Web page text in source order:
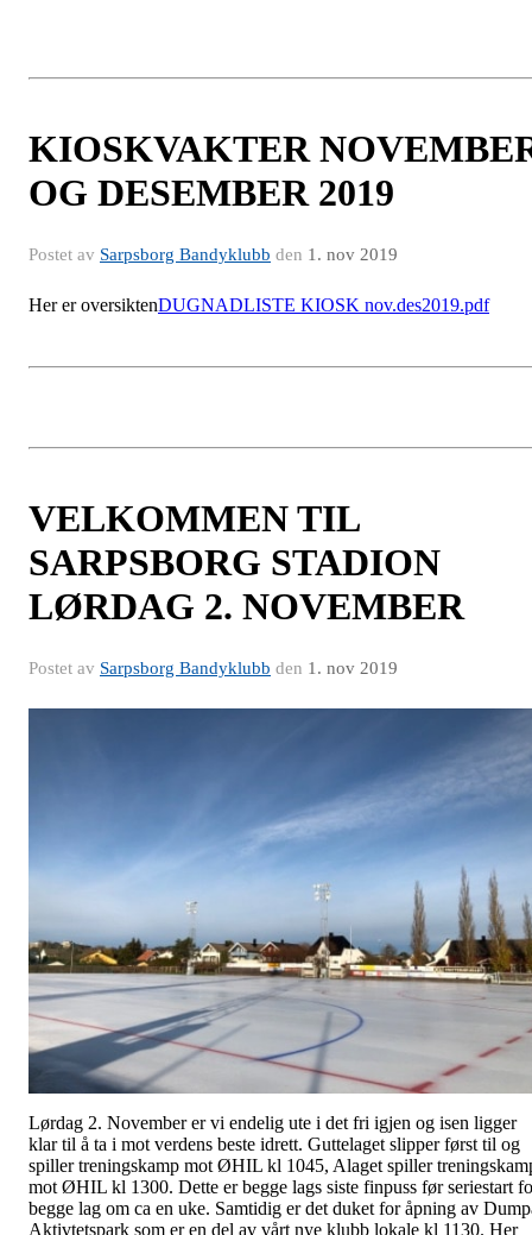
KIOSKVAKTER
OG DESEMBER 2019
Postet av Sarpsborg Bandyklubb den 1. nov 2019
Her er oversiktenDUGNADLISTE KIOSK nov.des2019.pdf
VELKOMMEN TIL
SARPSBORG STADION
LØRDAG 2. NOVEMBER
Postet av Sarpsborg Bandyklubb den 1. nov 2019
Lørdag 2. November er vi endelig ute i det fri igjen og isen ligger
klar til å ta i mot verdens beste idrett. Guttelaget slipper først til og
spiller treningskamp mot ØHIL kl 1045, Alaget spiller
mot ØHIL kl 1300. Dette er begge lags siste finpuss før seriestart
begge lag om ca en uke. Samtidig er det duket for åpning av
Aktivtetspark som er en del av vårt nye klubb lokale kl 1130. Her